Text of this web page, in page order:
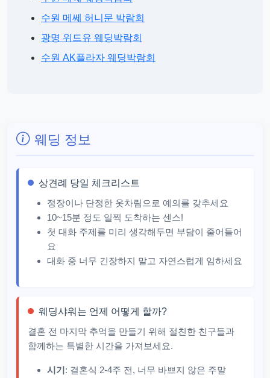
수원 메쎄 허니문 박람회
광명 위드유 웨딩박람회
수원 AK플라자 웨딩박람회
웨딩 정보
상견례 당일 체크리스트
정장이나 단정한 옷차림으로 예의를 갖추세요
10~15분 정도 일찍 도착하는 센스!
첫 대화 주제를 미리 생각해두면 부담이 줄어들어
요
대화 중 너무 긴장하지 말고 자연스럽게 임하세요
웨딩샤워는 언제 어떻게 할까?
결혼 전 마지막 추억을 만들기 위해 절친한 친구들과
함께하는 특별한 시간을 가져보세요.
시기: 결혼식 2-4주 전, 너무 바쁘지 않은 주말